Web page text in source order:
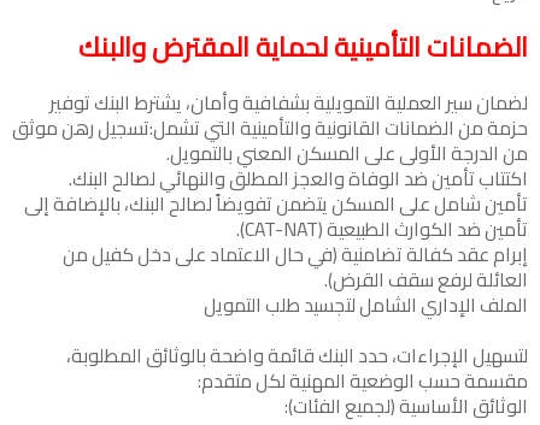
الضمانات التأمينية لحماية المقترض والبنك
لضمان سير العملية التمويلية بشفافية وأمان، يشترط البنك توفير
حزمة من الضمانات القانونية والتأمينية التي تشمل:تسجيل رهن موثق
من الدرجة الأولى على المسكن المعني بالتمويل.
اكتتاب تأمين ضد الوفاة والعجز المطلق والنهائي لصالح البنك.
تأمين شامل على المسكن يتضمن تفويضاً لصالح البنك، بالإضافة إلى
تأمين ضد الكوارث الطبيعية (CAT-NAT).
إبرام عقد كفالة تضامنية (في حال الاعتماد على دخل كفيل من
العائلة لرفع سقف القرض).
الملف الإداري الشامل لتجسيد طلب التمويل
لتسهيل الإجراءات، حدد البنك قائمة واضحة بالوثائق المطلوبة،
مقسمة حسب الوضعية المهنية لكل متقدم:
الوثائق الأساسية (لجميع الفئات):